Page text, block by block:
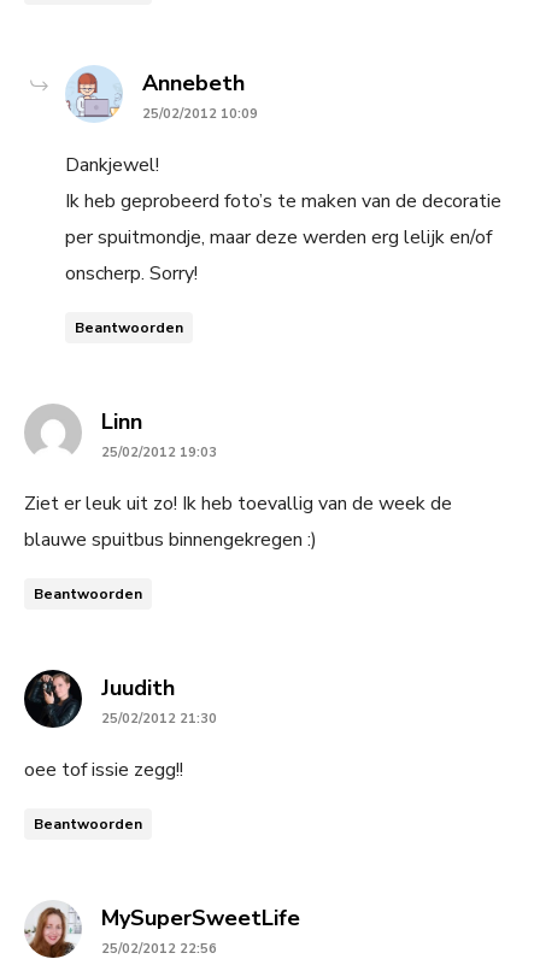
Annebethsays:
25/02/2012 10:09
Dankjewel!
Ik heb geprobeerd foto’s te maken van de decoratie
per spuitmondje, maar deze werden erg lelijk en/of
onscherp. Sorry!
Beantwoorden
Linnsays:
25/02/2012 19:03
Ziet er leuk uit zo! Ik heb toevallig van de week de
blauwe spuitbus binnengekregen :)
Beantwoorden
Juudithsays:
25/02/2012 21:30
oee tof issie zegg!!
Beantwoorden
MySuperSweetLifesays:
25/02/2012 22:56